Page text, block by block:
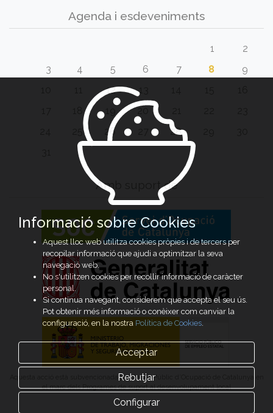
Agenda i esdeveniments
1
2
3
4 5 6 7 8
9
12 13
20
26 28
Amb suport de
Aquesta acció està subvencionada pel Servei Públic d’Ocupació de Catalunya en
el marc dels Programes de suport al desenvolupament local
Informació sobre Cookies
Aquest lloc web utilitza cookies pròpies i de tercers per
recopilar informació que ajudi a optimitzar la seva
navegació web.
No s'utilitzen cookies per recollir informació de caràcter
personal.
Si continua navegant, considerem que accepta el seu ús.
Pot obtenir més informació o conèixer com canviar la
configuració, en la nostra Política de Cookies.
Acceptar
Rebutjar
Configurar